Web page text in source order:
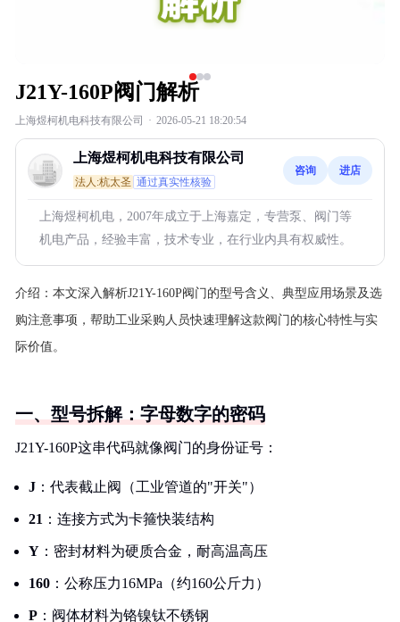
J21Y-160P阀门解析
上海煜柯机电科技有限公司 · 2026-05-21 18:20:54
上海煜柯机电科技有限公司
法人:杭太圣 通过真实性核验
咨询 进店
上海煜柯机电，2007年成立于上海嘉定，专营泵、阀门等
机电产品，经验丰富，技术专业，在行业内具有权威性。
介绍： 本文深入解析J21Y-160P阀门的型号含义、典型应用场景及选
购注意事项，帮助工业采购人员快速理解这款阀门的核心特性与实
际价值。
一、型号拆解：字母数字的密码
J21Y-160P这串代码就像阀门的身份证号：
J ：代表截止阀（工业管道的"开关"）
21 ：连接方式为卡箍快装结构
Y ：密封材料为硬质合金，耐高温高压
160 ：公称压力16MPa（约160公斤力）
P ：阀体材料为铬镍钛不锈钢